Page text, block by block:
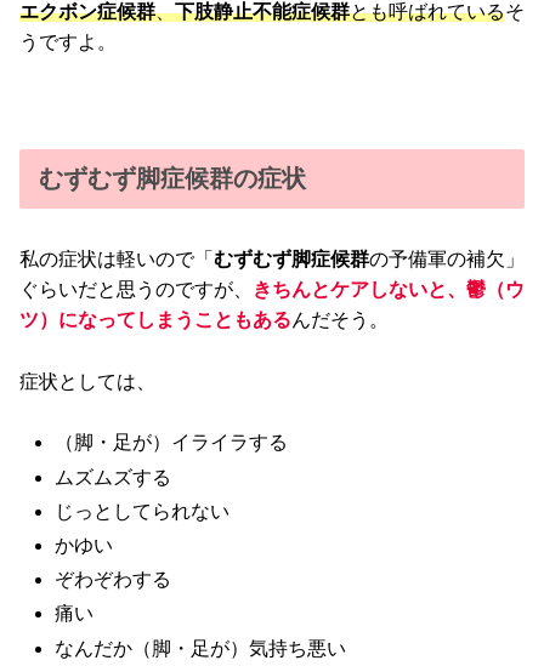
エクボン症候群、下肢静止不能症候群とも呼ばれているそ
うですよ。
むずむず脚症候群の症状
私の症状は軽いので「 むずむず脚症候群の予備軍の補欠」
ぐらいだと思うのですが、
きちんとケアしないと、鬱（ウ
ツ）になってしまうこともあるんだそう。
症状としては、
（脚・足が）イライラする
ムズムズする
じっとしてられない
かゆい
ぞわぞわする
痛い
なんだか（脚・足が）気持ち悪い